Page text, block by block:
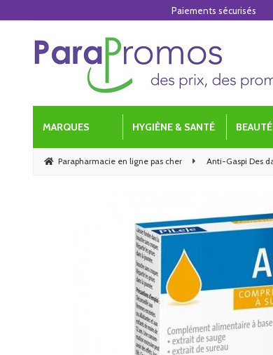
MARQUES HYGIÈNE & SANTÉ
Parapharmacie en ligne pas cher Anti-Gaspi Des
Paiements sécurisés